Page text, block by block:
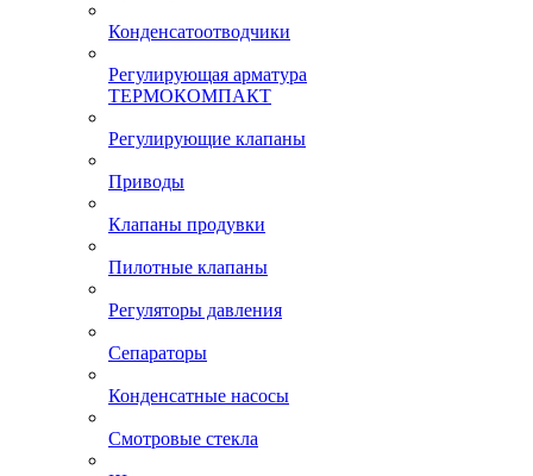
Конденсатоотводчики
Регулирующая арматура
ТЕРМОКОМПАКТ
Регулирующие клапаны
Приводы
Клапаны продувки
Пилотные клапаны
Регуляторы давления
Сепараторы
Конденсатные насосы
Смотровые стекла